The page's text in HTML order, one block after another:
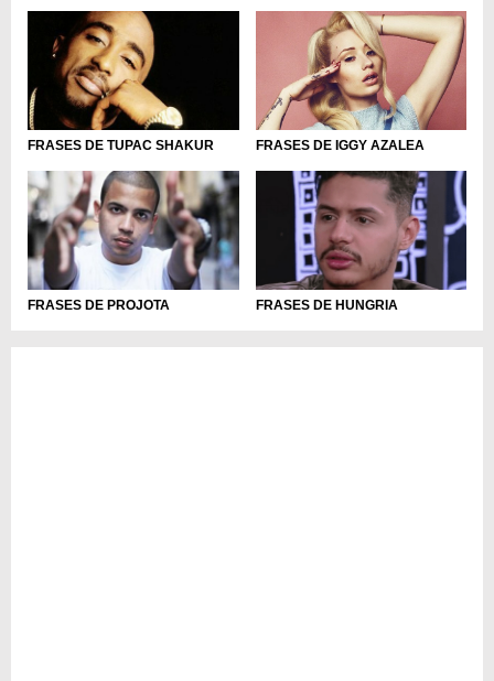
FRASES DE TUPAC SHAKUR FRASES DE IGGY AZALEA
FRASES DE PROJOTA FRASES DE HUNGRIA